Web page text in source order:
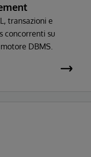
transazioni e
concorrenti su
DBMS.